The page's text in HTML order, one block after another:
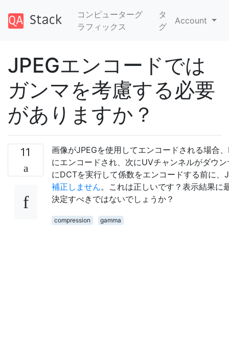
コンピューターグ
ラフィックス
タ
グ
Account
JPEGエンコードでは
ガンマを考慮する必要
がありますか？
11
画像がJPEGを使用してエンコードされる場合
にエンコードされ、次にUVチャンネルがダウ
にDCTを実行して係数をエンコードする前に、
補正しません。これは正しいです？表示結果に
決定すべきではないでしょうか？
compression gamma